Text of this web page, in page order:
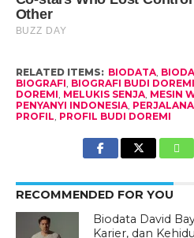
RELATED ITEMS: BIODATA,
BIOGRAFI BIOGRAFI BUDI DOREMI
DOREMI MELUKIS SENJA, MESIN
PENYANYI INDONESIA,
PROFIL PROFIL BUDI DOREMI
RECOMMENDED FOR YOU
Biodata David
Karier, dan